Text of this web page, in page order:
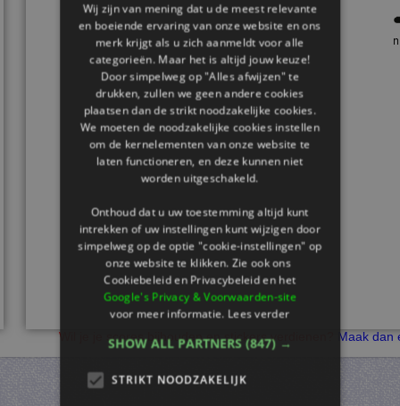
Wil je je scores bijhouden en stickers verdienen? Maak dan
Wij zijn van mening dat u de meest relevante
en boeiende ervaring van onze website en ons
merk krijgt als u zich aanmeldt voor alle
categorieën. Maar het is altijd jouw keuze!
Door simpelweg op "Alles afwijzen" te
drukken, zullen we geen andere cookies
plaatsen dan de strikt noodzakelijke cookies.
We moeten de noodzakelijke cookies instellen
om de kernelementen van onze website te
laten functioneren, en deze kunnen niet
worden uitgeschakeld.
Onthoud dat u uw toestemming altijd kunt
intrekken of uw instellingen kunt wijzigen door
simpelweg op de optie "cookie-instellingen" op
onze website te klikken. Zie ook ons ​​
Cookiebeleid en Privacybeleid en het
Google's Privacy & Voorwaarden-site
voor meer informatie.Lees verder
SHOW ALL PARTNERS (847) →
STRIKT NOODZAKELIJK